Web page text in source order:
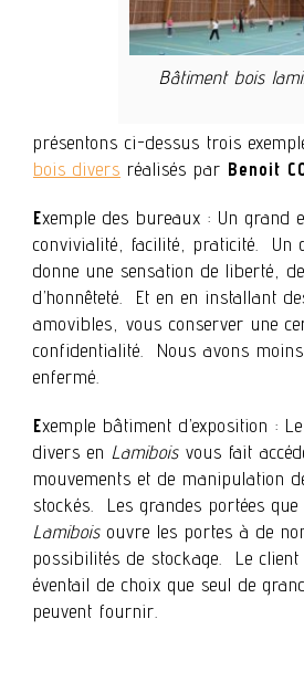
Bâtiment bois
présentons ci-dessus trois
bois divers réalisés par Benoit
Exemple des bureaux : Un grand
convivialité, facilité, praticité. Un
donne une sensation de liberté,
d’honnêteté. Et en en installant
amovibles, vous conserver une
confidentialité. Nous avons moins
enfermé.
Exemple bâtiment d’exposition :
divers en Lamibois vous fait
mouvements et de manipulation
stockés. Les grandes portées
Lamibois ouvre les portes à de
possibilités de stockage. Le client
éventail de choix que seul de
peuvent fournir.